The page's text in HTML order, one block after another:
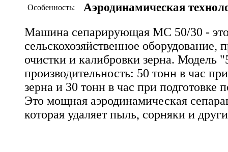
Особенность: Аэродинамическая
Машина сепарирующая МС 50/30 -
сельскохозяйственное оборудование,
очистки и калибровки зерна. Модель
производительность: 50 тонн в час
зерна и 30 тонн в час при подготовке
Это мощная аэродинамическая
которая удаляет пыль, сорняки и